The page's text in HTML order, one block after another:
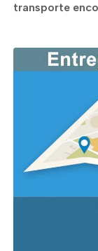
transporte